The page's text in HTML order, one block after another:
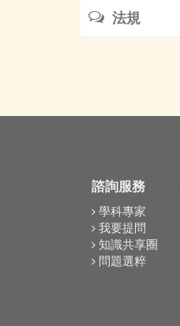
法規
諮詢服務
學科專家
我要提問
知識共享圈
問題選粹